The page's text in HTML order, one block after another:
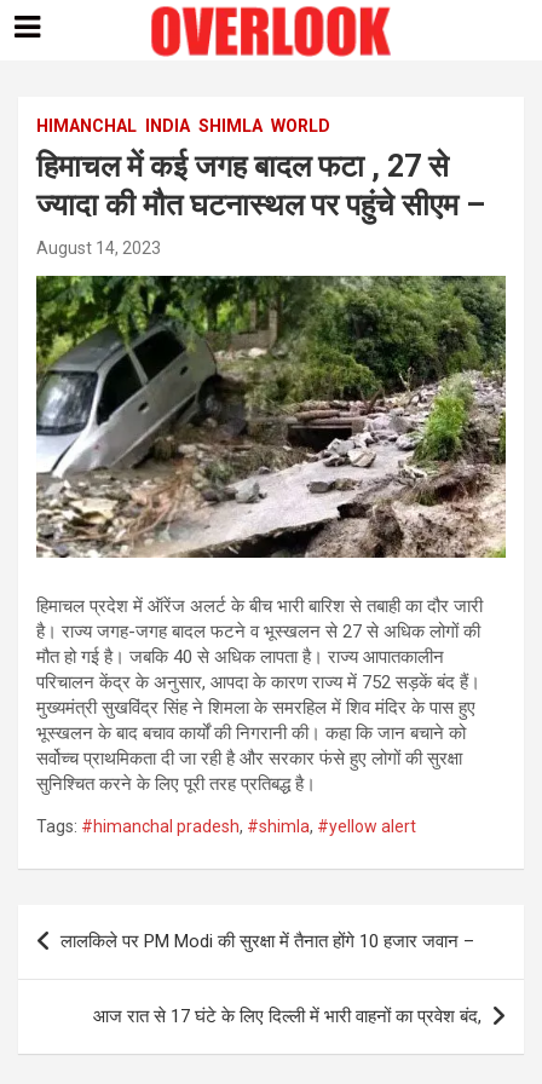
contentHIMANCHAL INDIA SHIMLA WORLD
हिमाचल में कई जगह बादल फटा , 27 से
ज्यादा की मौत घटनास्थल पर पहुंचे सीएम –
August 14, 2023
हिमाचल प्रदेश में ऑरेंज अलर्ट के बीच भारी बारिश से तबाही का दौर जारी
है। राज्य जगह-जगह बादल फटने व भूस्खलन से 27 से अधिक लोगों की
मौत हो गई है। जबकि 40 से अधिक लापता है। राज्य आपातकालीन
परिचालन केंद्र के अनुसार, आपदा के कारण राज्य में 752 सड़कें बंद हैं।
मुख्यमंत्री सुखविंद्र सिंह ने शिमला के समरहिल में शिव मंदिर के पास हुए
भूस्खलन के बाद बचाव कार्यों की निगरानी की। कहा कि जान बचाने को
सर्वोच्च प्राथमिकता दी जा रही है और सरकार फंसे हुए लोगों की सुरक्षा
सुनिश्चित करने के लिए पूरी तरह प्रतिबद्ध है।
Tags: #himanchal pradesh, #shimla, #yellow alert
Post
navigation
लालकिले पर PM Modi की सुरक्षा में तैनात होंगे 10 हजार जवान –
आज रात से 17 घंटे के लिए दिल्ली में भारी वाहनों का प्रवेश बंद,